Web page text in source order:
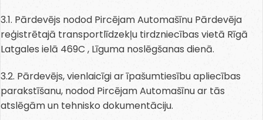
3.1. Pārdevējs nodod Pircējam Automašīnu Pārdevēja
reģistrētajā transportlīdzekļu tirdzniecības vietā Rīgā
Latgales ielā 469C , Līguma noslēgšanas dienā.
3.2. Pārdevējs, vienlaicīgi ar īpašumtiesību apliecības
parakstīšanu, nodod Pircējam Automašīnu ar tās
atslēgām un tehnisko dokumentāciju.